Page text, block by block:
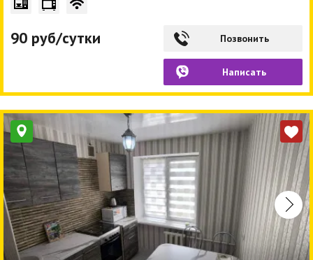
90 руб/сутки Позвонить
Написать